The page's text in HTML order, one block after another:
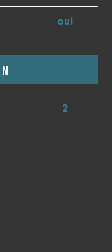
oui
2